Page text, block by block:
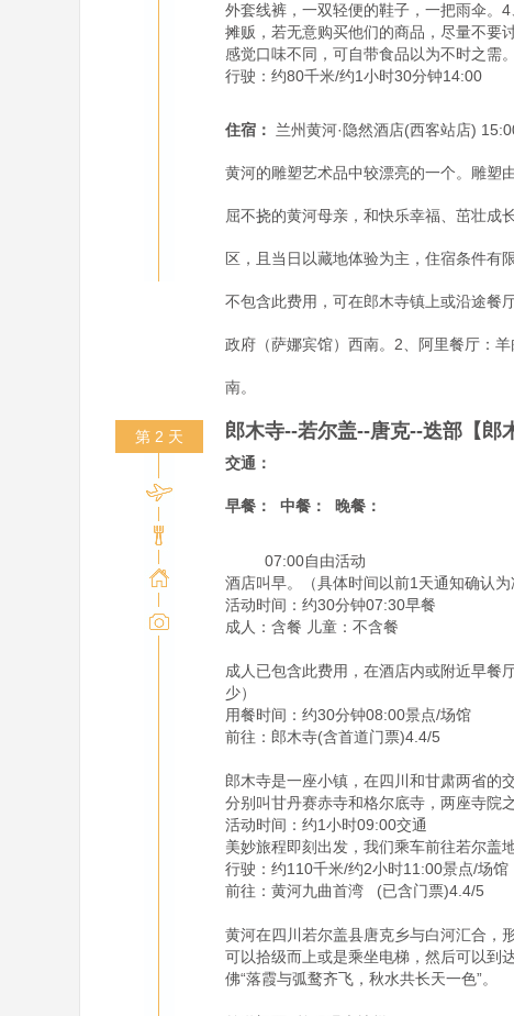
外套线裤，一双轻便的鞋子，一把雨伞。
摊贩，若无意购买他们的商品，尽量不要
感觉口味不同，可自带食品以为不时之需。
行驶：约80千米/约1小时30分钟14:00
住宿： 兰州黄河·隐然酒店(西客站店)
黄河的雕塑艺术品中较漂亮的一个。雕塑
屈不挠的黄河母亲，和快乐幸福、茁壮成
区，且当日以藏地体验为主，住宿条件有
不包含此费用，可在郎木寺镇上或沿途餐
政府（萨娜宾馆）西南。2、阿里餐厅：
南。
第 2 天 郎木寺--若尔盖--唐克--迭部【郎
交通：
早餐： 中餐： 晚餐：
酒店叫早。（具体时间以前1天通知确认
活动时间：约30分钟07:30早餐
成人：含餐 儿童：不含餐
成人已包含此费用，在酒店内或附近早餐
少）
用餐时间：约30分钟08:00景点/场馆
前往：郎木寺(含首道门票)4.4/5
郎木寺是一座小镇，在四川和甘肃两省的
分别叫甘丹赛赤寺和格尔底寺，两座寺院
活动时间：约1小时09:00交通
美妙旅程即刻出发，我们乘车前往若尔盖
行驶：约110千米/约2小时11:00景点/场馆
前往：黄河九曲首湾   (已含门票)4.4/5
黄河在四川若尔盖县唐克乡与白河汇合，
可以拾级而上或是乘坐电梯，然后可以到
佛“落霞与弧鹜齐飞，秋水共长天一色”。